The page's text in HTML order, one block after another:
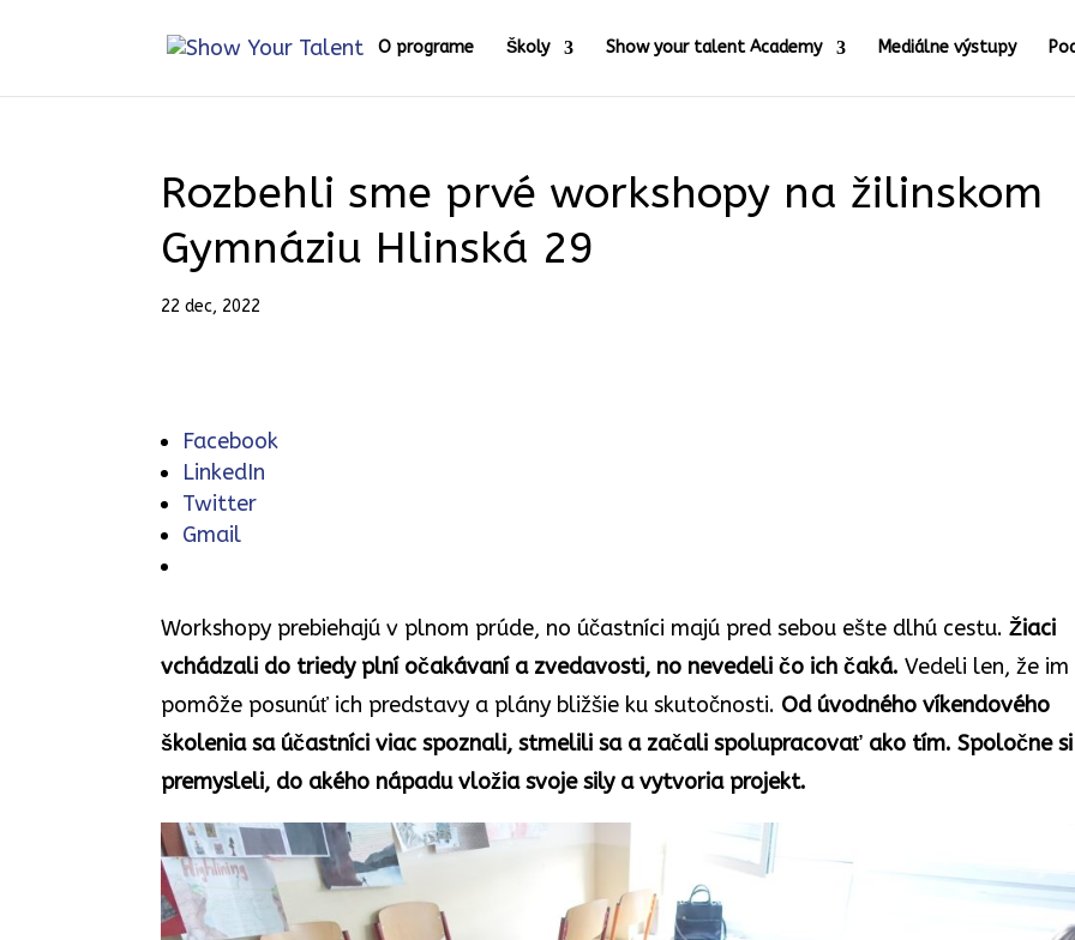
O programe Školy Show your talent Academy Mediálne výstupy
Rozbehli sme prvé workshopy na žilinskom
Gymnáziu Hlinská 29
22 dec, 2022
Facebook
LinkedIn
Twitter
Gmail
Workshopy prebiehajú v plnom prúde, no účastníci majú pred sebou ešte dlhú cestu. Žiaci
vchádzali do triedy plní očakávaní a zvedavosti, no nevedeli čo ich čaká. Vedeli len, že
pomôže posunúť ich predstavy a plány bližšie ku skutočnosti. Od úvodného víkendového
školenia sa účastníci viac spoznali, stmelili sa a začali spolupracovať ako tím. Spoločne si
premysleli, do akého nápadu vložia svoje sily a vytvoria projekt.